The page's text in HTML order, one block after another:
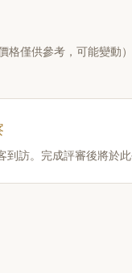
價格僅供參考，可能變動）
到訪。完成評審後將於此